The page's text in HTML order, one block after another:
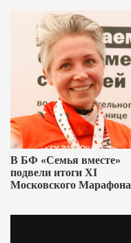
В БФ «Семья вместе»
подвели итоги XI
Московского Марафона